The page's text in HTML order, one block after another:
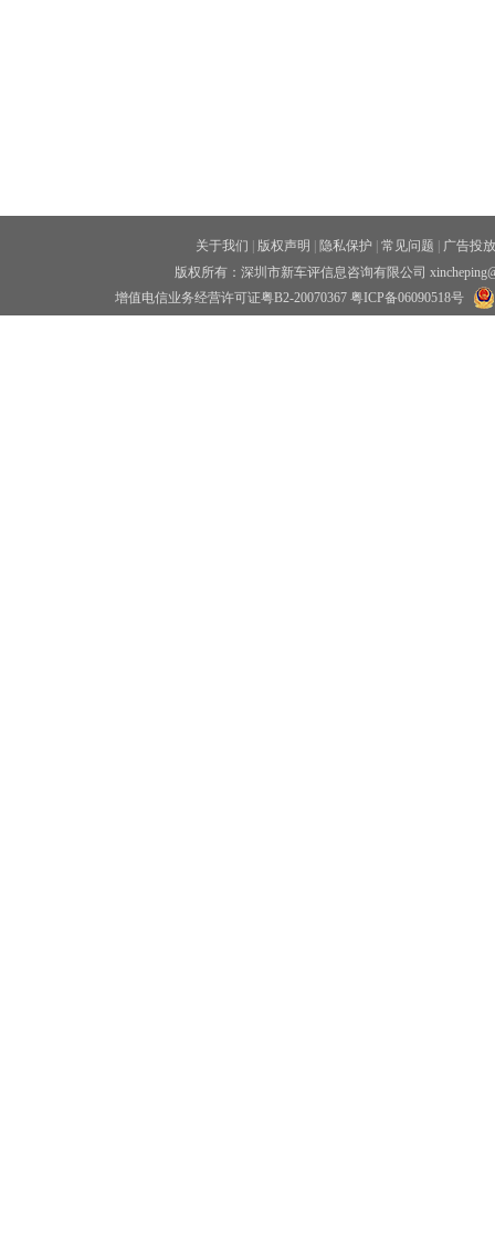
关于我们 版权声明 隐私保护 常见问题
广告投放
版权所有：深圳市新车评信息咨询有限公司
增值电信业务经营许可证粤B2-20070367 粤ICP备06090518号